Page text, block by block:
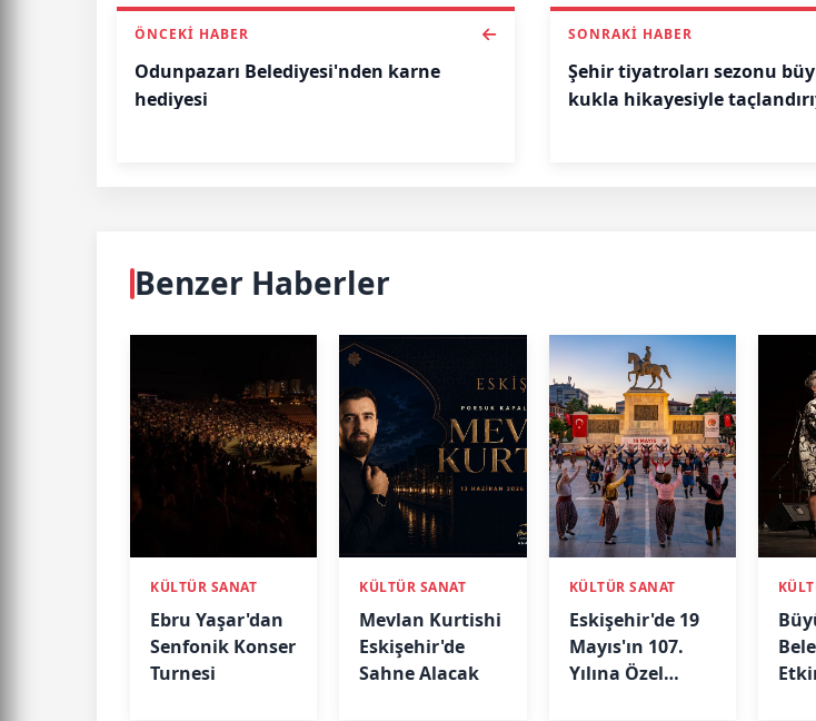
ÖNCEKI HABER
Odunpazarı Belediyesi'nden karne
hediyesi
SONRAKI HABER
Şehir tiyatroları sezonu
kukla hikayesiyle
Benzer Haberler
KÜLTÜR SANAT
Ebru Yaşar'dan
Senfonik Konser
Turnesi
KÜLTÜR SANAT
Mevlan Kurtishi
Eskişehir'de
Sahne Alacak
KÜLTÜR SANAT
Eskişehir'de 19
Mayıs'ın 107.
Yılına Özel